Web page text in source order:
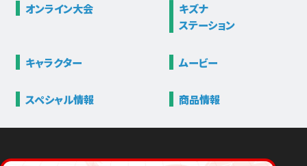
オンライン大会
キズナ
ステーション
キャラクター ムービー
スペシャル情報 商品情報